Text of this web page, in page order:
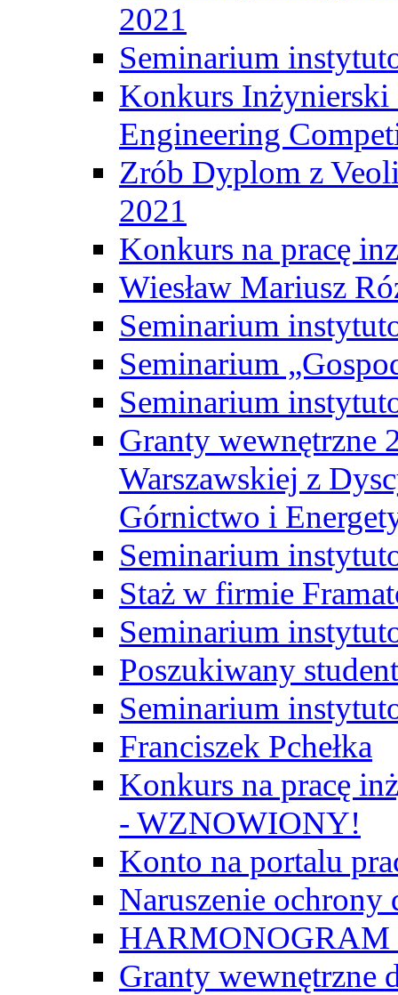
2021
Seminarium
Konkurs
Engineering
Zrób Dyplom z
2021
Konkurs na pracę
Wiesław Mariusz
Seminarium
Seminarium
Seminarium
Granty wewnętrzne
Warszawskiej z
Górnictwo i
Seminarium
Staż w firmie
Seminarium
Poszukiwany
Seminarium
Franciszek Pchełka
Konkurs na pracę
- WZNOWIONY!
Konto na portalu
Naruszenie ochrony
Granty wewnętrzne